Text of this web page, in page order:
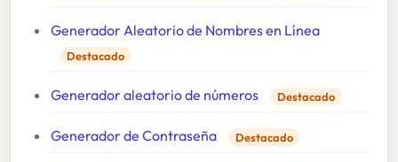
Generador Aleatorio de Nombres en Línea
Destacado
Generador aleatorio de números Destacado
Generador de Contraseña Destacado